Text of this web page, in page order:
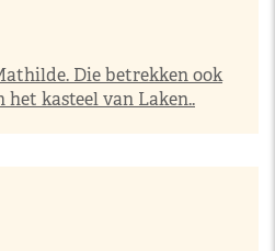
Die betrekken ook
kasteel van Laken..